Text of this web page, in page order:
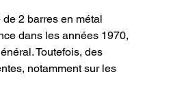
2 barres en métal
dans les années 1970,
Toutefois, des
notamment sur les